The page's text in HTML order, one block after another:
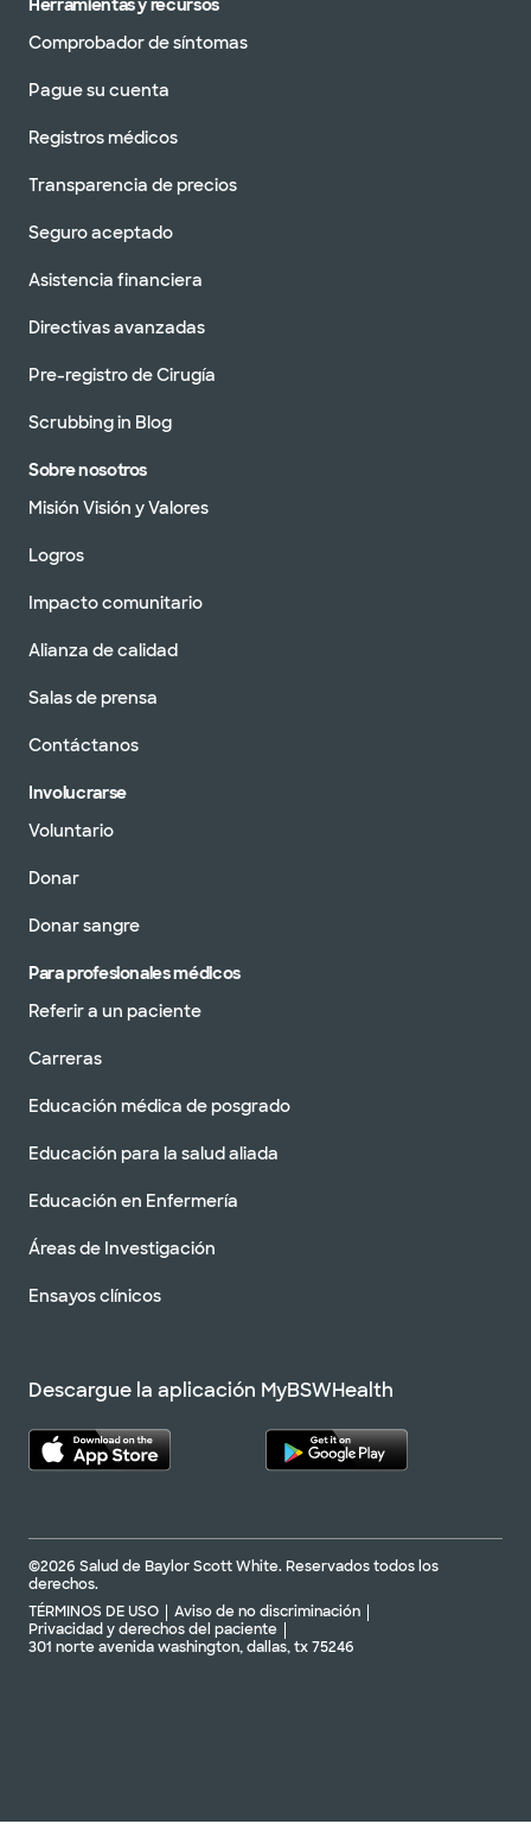
Herramientas y recursos
Comprobador de síntomas
Pague su cuenta
Registros médicos
Transparencia de precios
Seguro aceptado
Asistencia financiera
Directivas avanzadas
Pre-registro de Cirugía
Scrubbing in Blog
Sobre nosotros
Misión Visión y Valores
Logros
Impacto comunitario
Alianza de calidad
Salas de prensa
Contáctanos
Involucrarse
Voluntario
Donar
Donar sangre
Para profesionales médicos
Referir a un paciente
Carreras
Educación médica de posgrado
Educación para la salud aliada
Educación en Enfermería
Áreas de Investigación
Ensayos clínicos
Descargue la aplicación MyBSWHealth
©2026 Salud de Baylor Scott White. Reservados todos los
derechos.
TÉRMINOS DE USO
Aviso de no discriminación
Privacidad y derechos del paciente
301 norte avenida washington, dallas, tx 75246